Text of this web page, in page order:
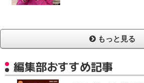
もっと見る
編集部おすすめ記事